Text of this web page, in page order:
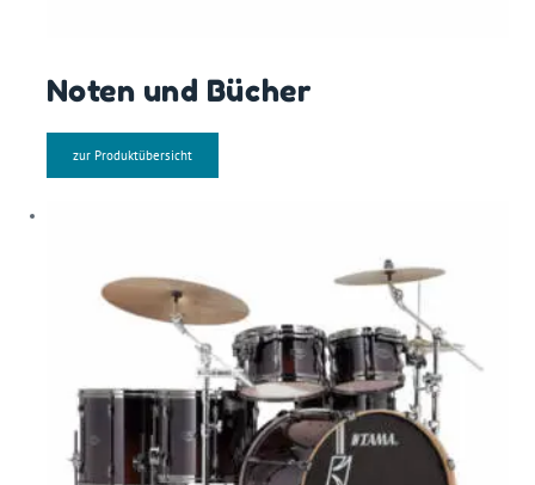
Noten und Bücher
zur Produktübersicht